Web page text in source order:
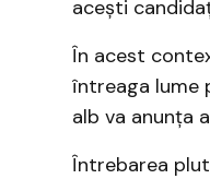
acești
​În acest
întreaga lume
alb va anunța
Întrebarea